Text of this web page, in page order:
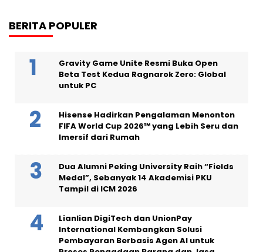
BERITA POPULER
Gravity Game Unite Resmi Buka Open
Beta Test Kedua Ragnarok Zero: Global
untuk PC
Hisense Hadirkan Pengalaman Menonton
FIFA World Cup 2026™ yang Lebih Seru dan
Imersif dari Rumah
Dua Alumni Peking University Raih “Fields
Medal”, Sebanyak 14 Akademisi PKU
Tampil di ICM 2026
Lianlian DigiTech dan UnionPay
International Kembangkan Solusi
Pembayaran Berbasis Agen AI untuk